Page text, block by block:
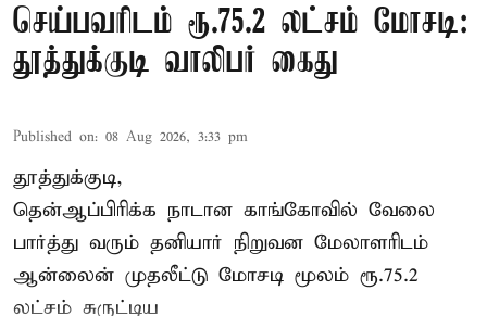
செய்பவரிடம் ரூ.75.2 லட்சம் மோசடி:
தூத்துக்குடி வாலிபர் கைது
Published on: 08 Aug 2026, 3:33 pm
தூத்துக்குடி,
தென்ஆப்பிரிக்க நாடான காங்கோவில் வேலை
பார்த்து வரும் தனியார் நிறுவன மேலாளரிடம்
ஆன்லைன் முதலீட்டு மோசடி மூலம் ரூ.75.2
லட்சம் சுருட்டிய